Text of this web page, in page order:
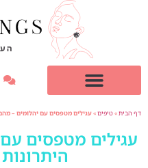
דף הבית»טיפים»עגילים מטפסים עם יהלומים –
עגילים מטפסים